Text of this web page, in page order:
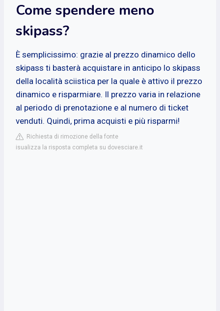
Come spendere meno
skipass?
È semplicissimo: grazie al prezzo dinamico dello
skipass ti basterà acquistare in anticipo lo skipass
della località sciistica per la quale è attivo il prezzo
dinamico e risparmiare. Il prezzo varia in relazione
al periodo di prenotazione e al numero di ticket
venduti. Quindi, prima acquisti e più risparmi!
Richiesta di rimozione della fonte
isualizza la risposta completa su dovesciare.it